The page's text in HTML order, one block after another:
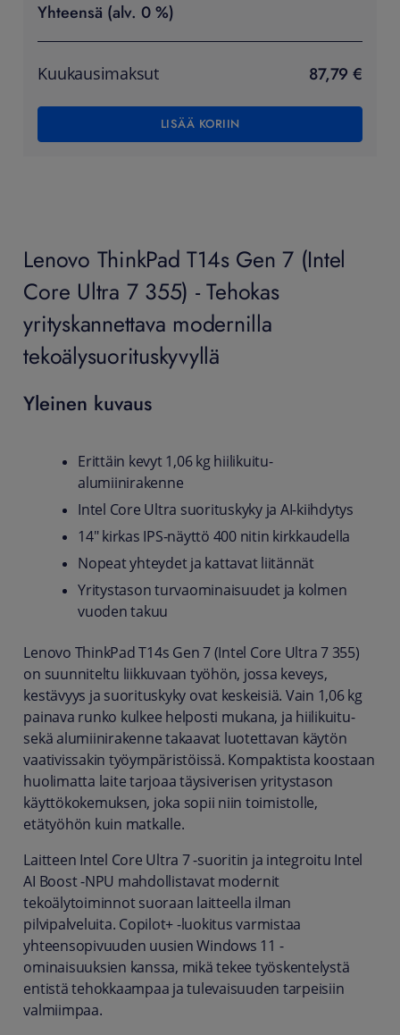
Yhteensä (alv. 0 %)
Kuukausimaksut 87,79 €
LISÄÄ KORIIN
Lenovo ThinkPad T14s Gen 7 (Intel
Core Ultra 7 355) - Tehokas
yrityskannettava modernilla
tekoälysuorituskyvyllä
Yleinen kuvaus
Erittäin kevyt 1,06 kg hiilikuitu-
alumiinirakenne
Intel Core Ultra suorituskyky ja AI-kiihdytys
14" kirkas IPS-näyttö 400 nitin kirkkaudella
Nopeat yhteydet ja kattavat liitännät
Yritystason turvaominaisuudet ja kolmen
vuoden takuu
Lenovo ThinkPad T14s Gen 7 (Intel Core Ultra 7 355)
on suunniteltu liikkuvaan työhön, jossa keveys,
kestävyys ja suorituskyky ovat keskeisiä. Vain 1,06 kg
painava runko kulkee helposti mukana, ja hiilikuitu-
sekä alumiinirakenne takaavat luotettavan käytön
vaativissakin työympäristöissä. Kompaktista koostaan
huolimatta laite tarjoaa täysiverisen yritystason
käyttökokemuksen, joka sopii niin toimistolle,
etätyöhön kuin matkalle.
Laitteen Intel Core Ultra 7 -suoritin ja integroitu Intel
AI Boost -NPU mahdollistavat modernit
tekoälytoiminnot suoraan laitteella ilman
pilvipalveluita. Copilot+ -luokitus varmistaa
yhteensopivuuden uusien Windows 11 -
ominaisuuksien kanssa, mikä tekee työskentelystä
entistä tehokkaampaa ja tulevaisuuden tarpeisiin
valmiimpaa.